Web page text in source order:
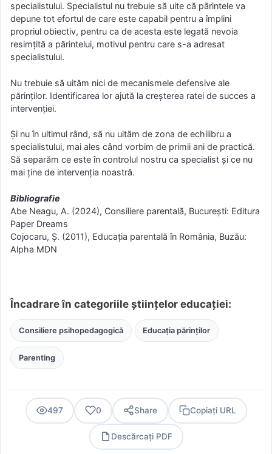
specialistului. Specialistul nu trebuie să uite că părintele va
depune tot efortul de care este capabil pentru a împlini
propriul obiectiv, pentru ca de acesta este legată nevoia
resimțită a părintelui, motivul pentru care s-a adresat
specialistului.
Nu trebuie să uităm nici de mecanismele defensive ale
părinților. Identificarea lor ajută la creșterea ratei de succes a
intervenției.
Și nu în ultimul rând, să nu uităm de zona de echilibru a
specialistului, mai ales când vorbim de primii ani de practică.
Să separăm ce este în controlul nostru ca specialist și ce nu
mai ține de intervenția noastră.
Bibliografie
Abe Neagu, A. (2024), Consiliere parentală, București: Editura
Paper Dreams
Cojocaru, Ș. (2011), Educaţia parentală în România, Buzău:
Alpha MDN
Încadrare în categoriile științelor educației:
Consiliere psihopedagogică Educația părinților
Parenting
497 0 Share Copiați URL
Descărcați PDF